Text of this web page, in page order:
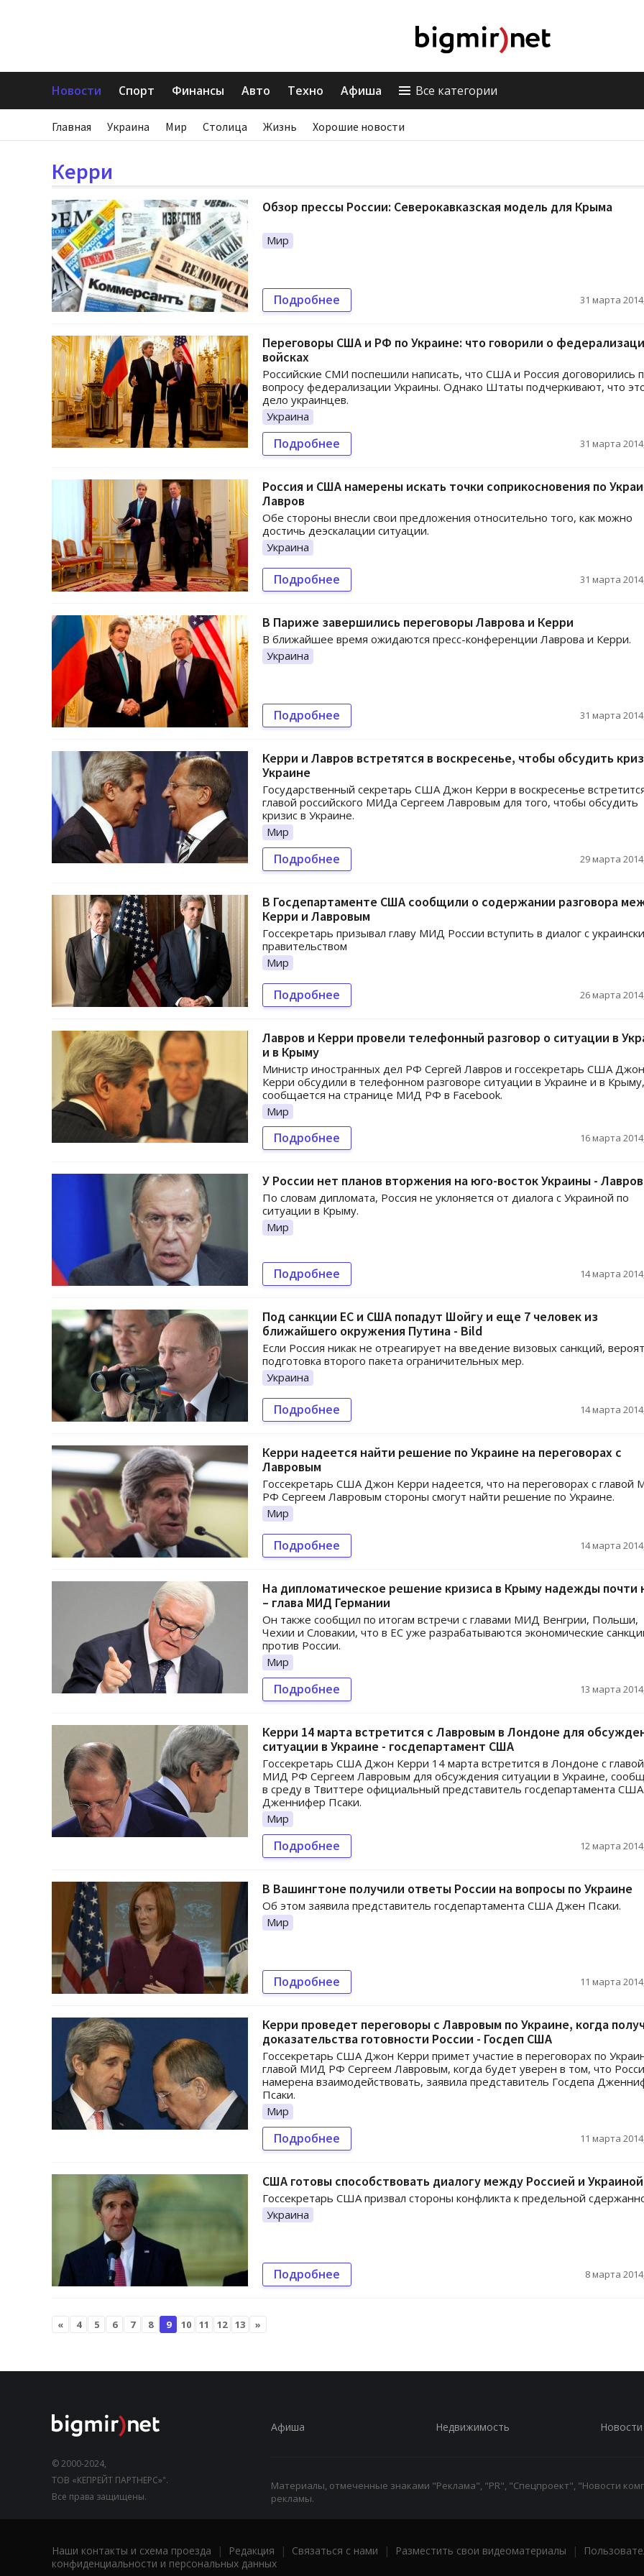
Новости Спорт Финансы Авто Техно Афиша Все категории
Главная Украина Мир Столица Жизнь Хорошие новости
Керри
Обзор прессы России: Северокавказская модель для Крыма
Мир
Подробнее 31 марта
Переговоры США и РФ по Украине: что говорили о
войсках
Российские СМИ поспешили написать, что США и Россия договорились
вопросу федерализации Украины. Однако Штаты подчеркивают, что
дело украинцев.
Украина
Подробнее 31 марта
Россия и США намерены искать точки соприкосновения по
Лавров
Обе стороны внесли свои предложения относительно того, как можно
достичь деэскалации ситуации.
Украина
Подробнее 31 марта
В Париже завершились переговоры Лаврова и Керри
В ближайшее время ожидаются пресс-конференции Лаврова и Керри.
Украина
Подробнее 31 марта
Керри и Лавров встретятся в воскресенье, чтобы обсудить
Украине
Государственный секретарь США Джон Керри в воскресенье
главой российского МИДа Сергеем Лавровым для того, чтобы обсудить
кризис в Украине.
Мир
Подробнее 29 марта
В Госдепартаменте США сообщили о содержании разговора
Керри и Лавровым
Госсекретарь призывал главу МИД России вступить в диалог с
правительством
Мир
Подробнее 26 марта
Лавров и Керри провели телефонный разговор о ситуации в
и в Крыму
Министр иностранных дел РФ Сергей Лавров и госсекретарь США Джон
Керри обсудили в телефонном разговоре ситуации в Украине и в Крыму,
сообщается на странице МИД РФ в Facebook.
Мир
Подробнее 16 марта
У России нет планов вторжения на юго-восток Украины - Лавров
По словам дипломата, Россия не уклоняется от диалога с Украиной по
ситуации в Крыму.
Мир
Подробнее 14 марта
Под санкции ЕС и США попадут Шойгу и еще 7 человек из
ближайшего окружения Путина - Bild
Если Россия никак не отреагирует на введение визовых санкций,
подготовка второго пакета ограничительных мер.
Украина
Подробнее 14 марта
Керри надеется найти решение по Украине на переговорах с
Лавровым
Госсекретарь США Джон Керри надеется, что на переговорах с главой
РФ Сергеем Лавровым стороны смогут найти решение по Украине.
Мир
Подробнее 14 марта
На дипломатическое решение кризиса в Крыму надежды почти
– глава МИД Германии
Он также сообщил по итогам встречи с главами МИД Венгрии, Польши,
Чехии и Словакии, что в ЕС уже разрабатываются экономические
против России.
Мир
Подробнее 13 марта
Керри 14 марта встретится с Лавровым в Лондоне для
ситуации в Украине - госдепартамент США
Госсекретарь США Джон Керри 14 марта встретится в Лондоне с главой
МИД РФ Сергеем Лавровым для обсуждения ситуации в Украине,
в среду в Твиттере официальный представитель госдепартамента США
Дженнифер Псаки.
Мир
Подробнее 12 марта
В Вашингтоне получили ответы России на вопросы по Украине
Об этом заявила представитель госдепартамента США Джен Псаки.
Мир
Подробнее 11 марта
Керри проведет переговоры с Лавровым по Украине, когда
доказательства готовности России - Госдеп США
Госсекретарь США Джон Керри примет участие в переговорах по
главой МИД РФ Сергеем Лавровым, когда будет уверен в том, что
намерена взаимодействовать, заявила представитель Госдепа
Псаки.
Мир
Подробнее 11 марта
США готовы способствовать диалогу между Россией и Украиной
Госсекретарь США призвал стороны конфликта к предельной
Украина
Подробнее 8 марта
« 4 5 6 7 8 9 10 11 12 13 »
© 2000-2024,
ТОВ «КЕПРЕЙТ ПАРТНЕРС»".
Все права защищены.
Афиша Недвижимость Новости
Материалы, отмеченные знаками "Реклама", "PR", "Спецпроект", "Новости
рекламы.
Наши контакты и схема проезда | Редакция | Связаться с нами | Разместить свои видеоматериалы |
конфиденциальности и персональных данных